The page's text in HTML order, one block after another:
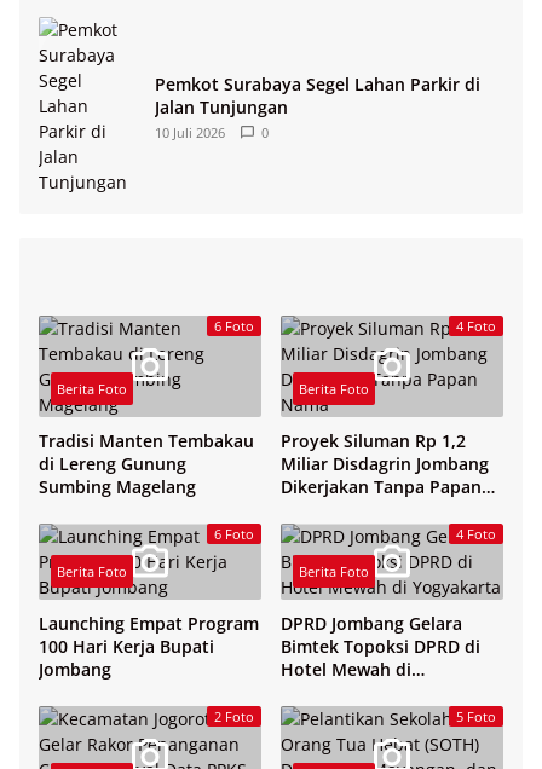
Pemkot Surabaya Segel Lahan Parkir di
Jalan Tunjungan
10 Juli 2026 0
6 Foto
Berita Foto
Tradisi Manten Tembakau
di Lereng Gunung
Sumbing Magelang
4 Foto
Berita Foto
Proyek Siluman Rp 1,2
Miliar Disdagrin Jombang
Dikerjakan Tanpa Papan
6 Foto
Berita Foto
Launching Empat Program
100 Hari Kerja Bupati
Jombang
4 Foto
Berita Foto
DPRD Jombang Gelara
Bimtek Topoksi DPRD di
Hotel Mewah di
2 Foto 5 Foto